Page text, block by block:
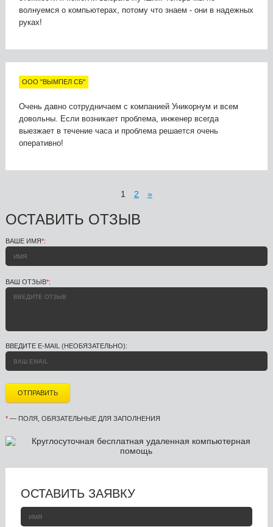
волнуемся о компьютерах, потому что знаем - они в надежных
руках!
ООО "ВЫМПЕЛ СБ"
Очень давно сотрудничаем с компанией Уникорнум и всем
довольны. Если возникает проблема, инженер всегда
выезжает в течение часа и проблема решается очень
оперативно!
1 2 »
ОСТАВИТЬ ОТЗЫВ
ВАШЕ ИМЯ*:
ВАШ ОТЗЫВ*:
ВВЕДИТЕ E-MAIL (НЕОБЯЗАТЕЛЬНО):
*— ПОЛЯ, ОБЯЗАТЕЛЬНЫЕ ДЛЯ ЗАПОЛНЕНИЯ
ОСТАВИТЬ ЗАЯВКУ